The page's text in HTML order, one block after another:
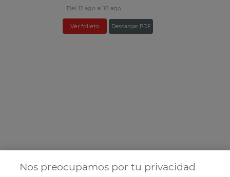
Del 12 ago al 18 ago
Ver folleto Descargar PDF
Nos preocupamos por tu privacidad